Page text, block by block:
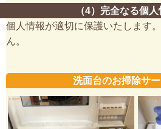
（4）完全なる個
個人情報が適切に保護いたします
ん。
洗面台のお掃除サ